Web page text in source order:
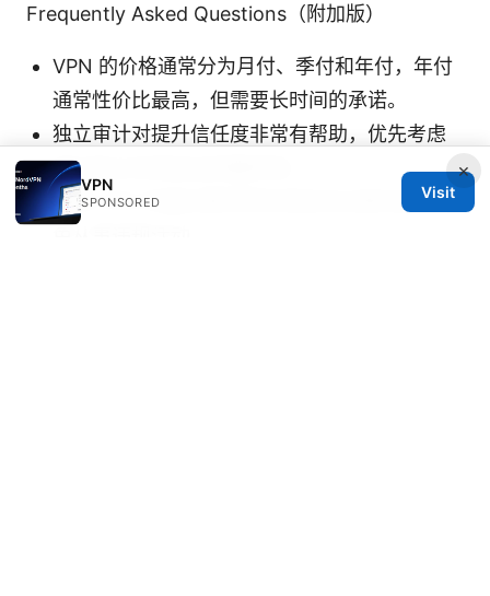
Frequently Asked Questions（附加版）
VPN 的价格通常分为月付、季付和年付，年付
通常性价比最高，但需要长时间的承诺。
独立审计对提升信任度非常有帮助，优先考虑
通过独立机构验证的服务商。
使用 VPN 时请注意你所在地区的法律法规，避
×
VPN
SPONSORED
Visit